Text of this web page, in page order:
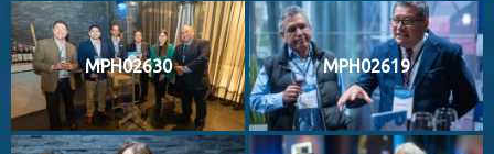
MPH02630 MPH02619